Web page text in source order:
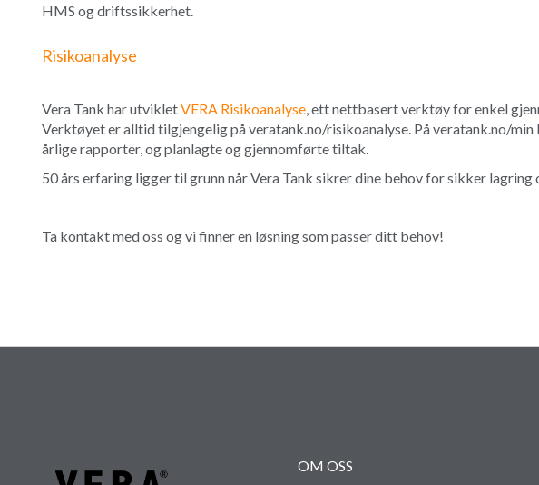
HMS og driftssikkerhet.
Risikoanalyse
Vera Tank har utvikletVERA Risikoanalyse, ett nettbasert verktøy for enkel
Verktøyet er alltid tilgjengelig på veratank.no/risikoanalyse. På veratank.no/min
årlige rapporter, og planlagte og gjennomførte tiltak.
50 års erfaring ligger til grunn når Vera Tank sikrer dine behov for sikker lagring
Ta kontakt med oss og vi finner en løsning som passer ditt behov!
OM OSS